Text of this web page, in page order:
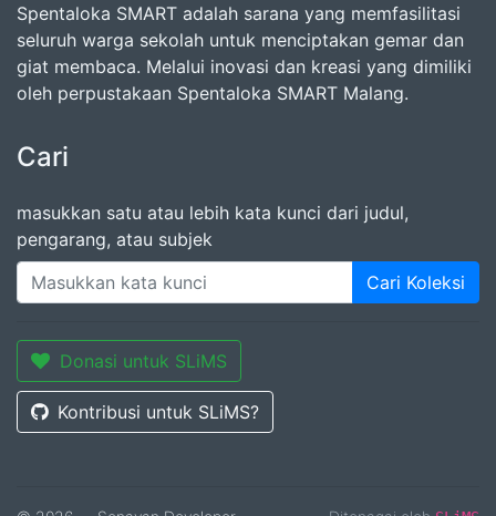
Spentaloka SMART adalah sarana yang memfasilitasi
seluruh warga sekolah untuk menciptakan gemar dan
giat membaca. Melalui inovasi dan kreasi yang dimiliki
oleh perpustakaan Spentaloka SMART Malang.
Cari
masukkan satu atau lebih kata kunci dari judul,
pengarang, atau subjek
Cari Koleksi
Donasi untuk SLiMS
Kontribusi untuk SLiMS?